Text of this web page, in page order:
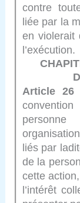
contre
liée par la
en violerait
l’exécution.
Article 26
liés par
de la
cette
l’intérêt